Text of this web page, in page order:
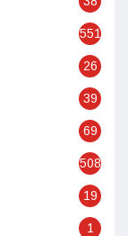
551
26
39
69
508
19
1